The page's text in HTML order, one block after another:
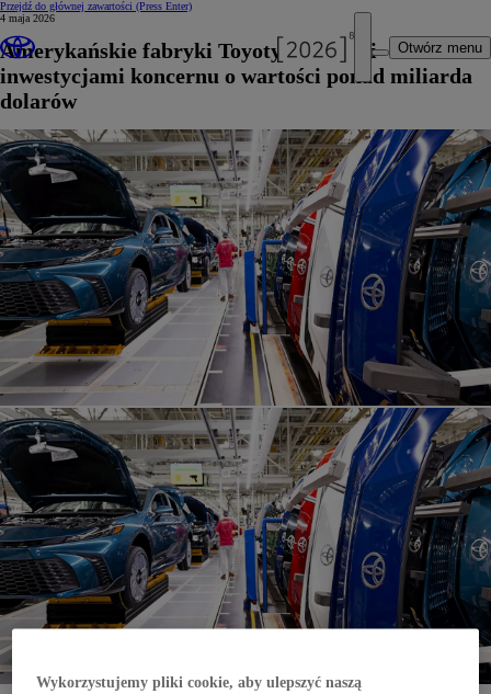
Przejdź do głównej zawartości (Press Enter)
Otwórz menu
4 maja 2026
Amerykańskie fabryki Toyoty z nowymi
inwestycjami koncernu o wartości ponad miliarda
dolarów
Wykorzystujemy pliki cookie, aby ulepszyć naszą